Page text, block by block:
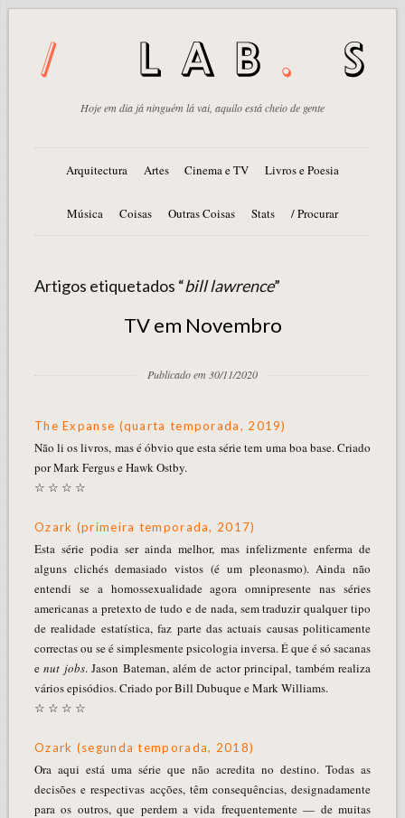
Hoje em dia já ninguém lá vai, aquilo está cheio de gente
Arquitectura Artes Cinema e TV Livros e Poesia
Música Coisas Outras Coisas Stats / Procurar
Artigos etiquetados “bill lawrence”
TV em Novembro
Publicado em 30/11/2020
The Expanse (quarta temporada, 2019)
Não li os livros, mas é óbvio que esta série tem uma boa base. Criado
por Mark Fergus e Hawk Ostby.
☆ ☆ ☆ ☆
Ozark (primeira temporada, 2017)
Esta série podia ser ainda melhor, mas infelizmente enferma de
alguns clichés demasiado vistos (é um pleonasmo). Ainda não
entendi se a homossexualidade agora omnipresente nas séries
americanas a pretexto de tudo e de nada, sem traduzir qualquer tipo
de realidade estatística, faz parte das actuais causas politicamente
correctas ou se é simplesmente psicologia inversa. É que é só sacanas
enut jobs. Jason Bateman, além de actor principal, também realiza
vários episódios. Criado por Bill Dubuque e Mark Williams.
☆ ☆ ☆ ☆
Ozark (segunda temporada, 2018)
Ora aqui está uma série que não acredita no destino. Todas as
decisões e respectivas acções, têm consequências, designadamente
para os outros, que perdem a vida frequentemente — de muitas